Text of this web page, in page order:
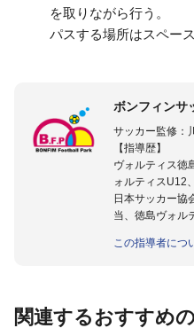
を取りながら行う。
パスする場所はスペー
ボンフィンサ
サッカー監修
【指導歴】
ヴォルティス徳
ォルティスU12、
日本サッカー協
当、徳島ヴォル
日本サッカー協
協会公認キッズ
この指導者につ
関連するおすすめ